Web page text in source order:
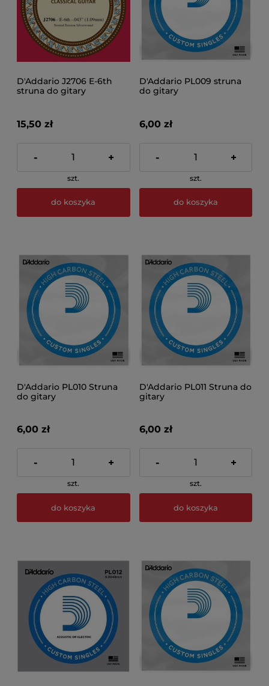
D'Addario J2706 E-6th
struna do gitary
15,50 zł
- +
szt.
do koszyka
D'Addario PL009 struna
do gitary
6,00 zł
- +
szt.
do koszyka
D'Addario PL010 Struna
do gitary
6,00 zł
- +
szt.
do koszyka
D'Addario PL011 Struna do
gitary
6,00 zł
- +
szt.
do koszyka